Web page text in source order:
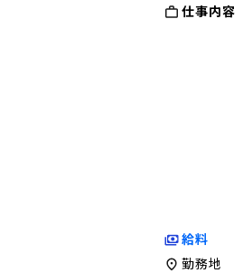
仕事内容
給料
勤務地